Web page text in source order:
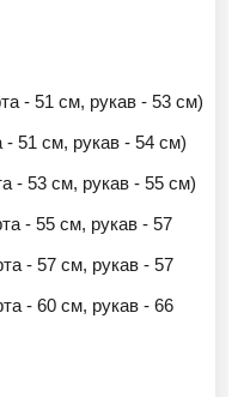
- 51 см, рукав - 53 см)
51 см, рукав - 54 см)
- 53 см, рукав - 55 см)
- 55 см, рукав - 57
- 57 см, рукав - 57
- 60 см, рукав - 66